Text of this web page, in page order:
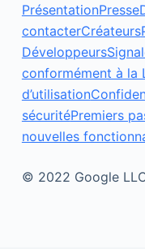
PrésentationPresse
contacterCréateurs
Développeurs
conformément à la
d’utilisation
sécuritéPremiers
nouvelles
© 2022 Google